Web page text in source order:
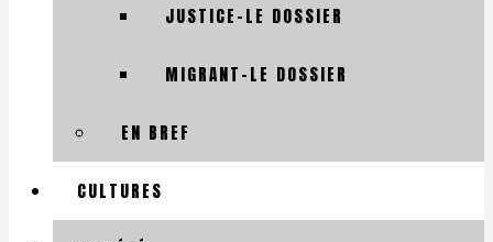
JUSTICE-LE DOSSIER
MIGRANT-LE DOSSIER
EN BREF
CULTURES